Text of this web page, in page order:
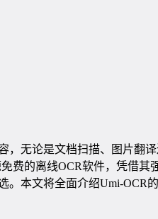
，无论是文档扫描、图片翻
费的离线OCR软件，凭借其
。本文将全面介绍Umi-OCR